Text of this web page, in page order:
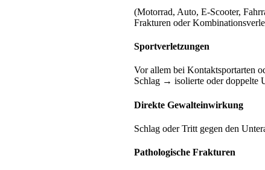
(Motorrad, Auto, E-Scooter,
Frakturen oder
Sportverletzungen
Vor allem bei Kontaktsportarten
Schlag → isolierte oder doppelte
Direkte Gewalteinwirkung
Schlag oder Tritt gegen den
Pathologische Frakturen